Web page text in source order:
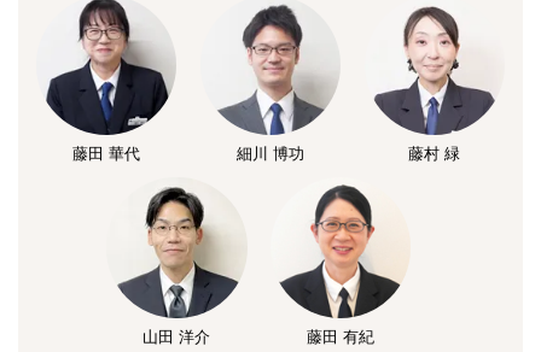
藤田 華代 細川 博功 藤村 緑
山田 洋介 藤田 有紀